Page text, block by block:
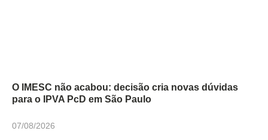
O IMESC não acabou: decisão cria novas dúvidas
para o IPVA PcD em São Paulo
07/08/2026